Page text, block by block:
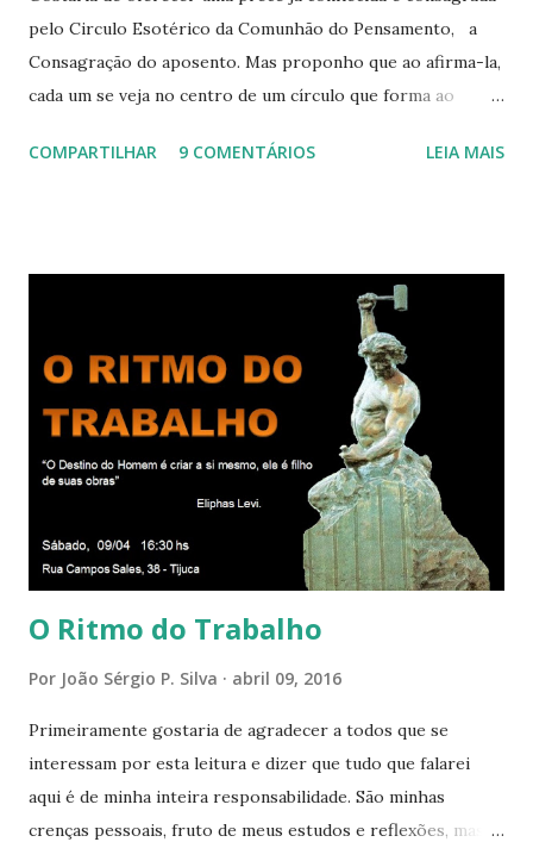
pelo Circulo Esotérico da Comunhão do Pensamento, a
Consagração do aposento. Mas proponho que ao afirma-la,
cada um se veja no centro de um círculo que forma ao
cada um de nós mesmos. Um círculo que cresce e se
relacionamos e vai se ampliando e tocando os círculos
iluminados daqueles com que cooperamos, formando um
círculo cada vez maior de Paz e Harmonia. CONSAGRAÇÃO
DO APOSENTO Dentro do Círculo Infinito da Divina
Presença que me envolve inteiramente Afirmo: Há uma só
presença aqui: é a presença da Harmonia, que faz vibrar
todos os corações de Felicidade e Alegria. Quem quer que
aqui entre, sentirá as vibrações da Divina Harmonia. Há uma
só presença aqui: é a...
COMPARTILHAR 9 COMENTÁRIOS LEIA MAIS
O Ritmo do Trabalho
Por João Sérgio P. Silva abril 09, 2016
Primeiramente gostaria de agradecer a todos que se
interessam por esta leitura e dizer que tudo que falarei
aqui é de minha inteira responsabilidade. São minhas
crenças pessoais, fruto de meus estudos e reflexões, mas